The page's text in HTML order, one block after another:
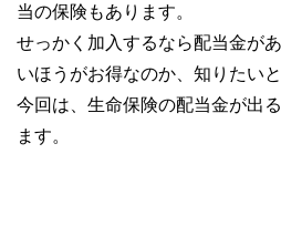
当の保険もあります。
せっかく加入するなら配当金が
いほうがお得なのか、知りたい
今回は、生命保険の配当金が出
ます。